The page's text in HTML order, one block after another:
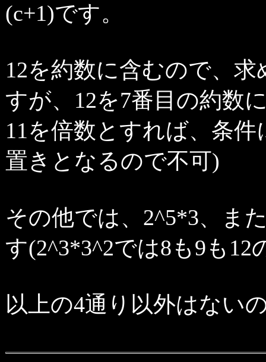
(c+1)です。
12を約数に含むので、
すが、12を7番目の約数
11を倍数とすれば、条
置きとなるので不可)
その他では、2^5*3、ま
す(2^3*3^2では8も9も
以上の4通り以外はない